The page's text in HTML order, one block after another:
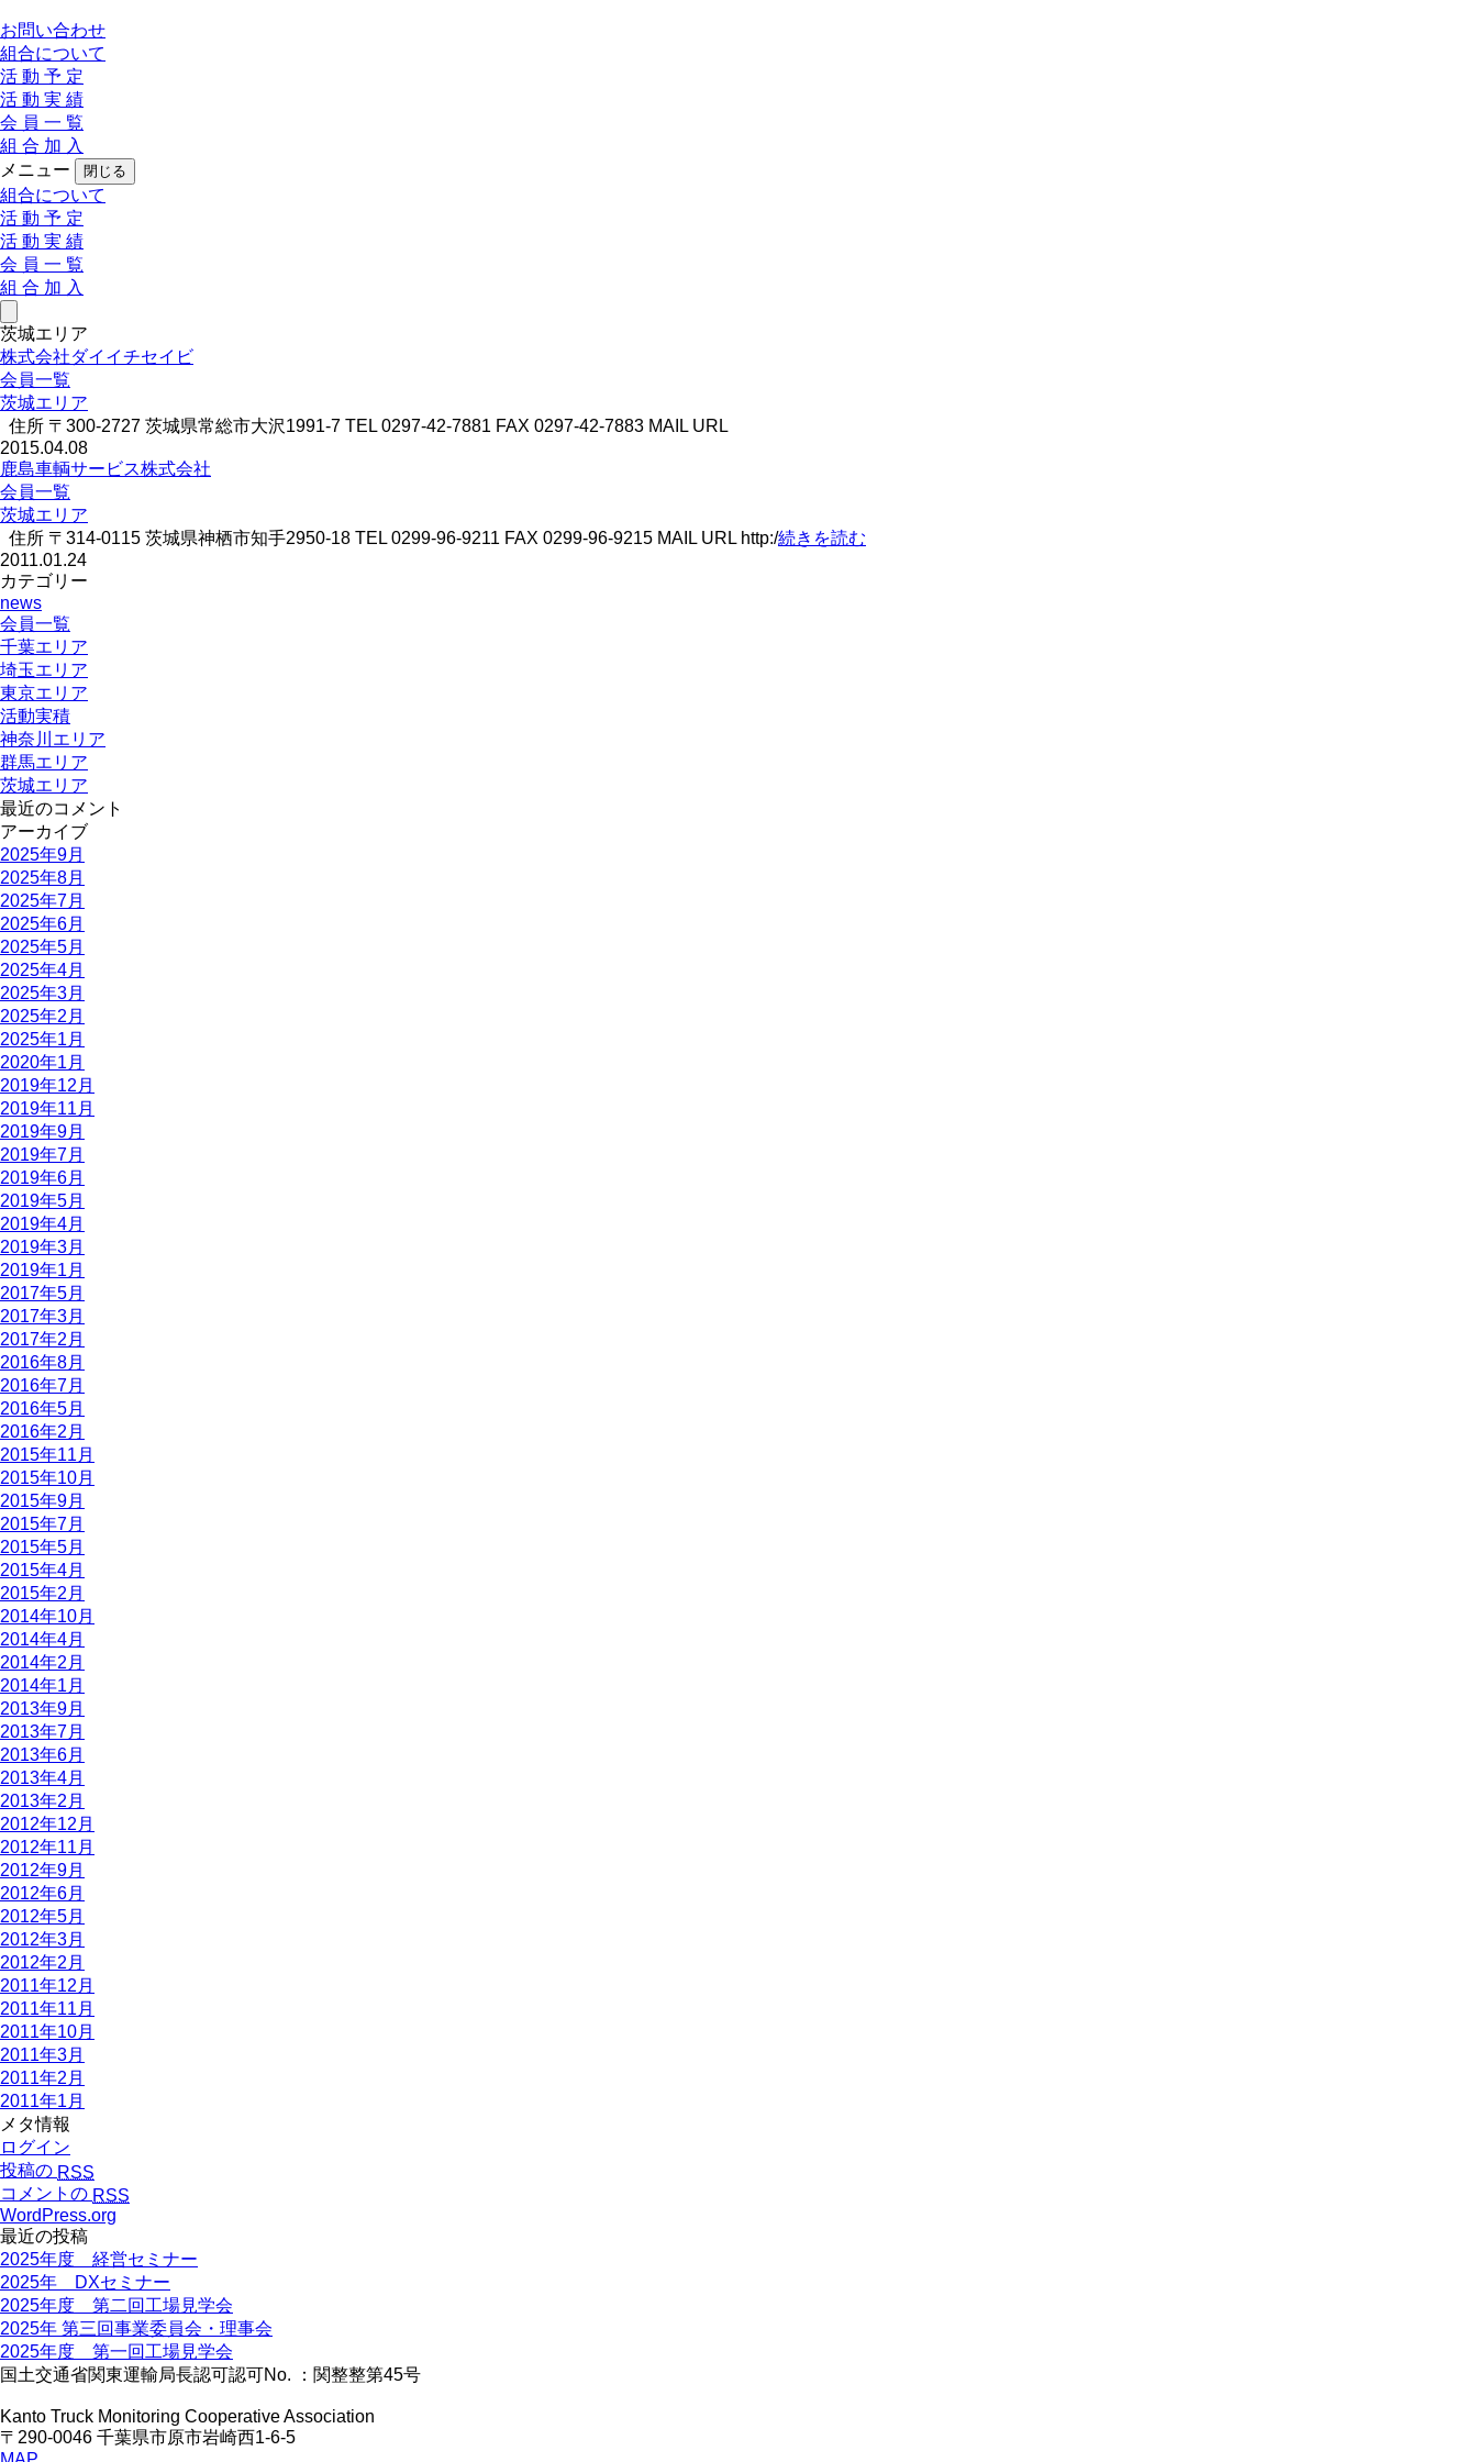
お問い合わせ
組合について
活 動 予 定
活 動 実 績
会 員 一 覧
組 合 加 入
メニュー
閉じる
組合について
活 動 予 定
活 動 実 績
会 員 一 覧
組 合 加 入
茨城エリア
株式会社ダイイチセイビ
会員一覧
茨城エリア
住所 〒300-2727 茨城県常総市大沢1991-7 TEL 0297-42-7881 FAX 0297-42-7883 MAIL URL
2015.04.08
鹿島車輌サービス株式会社
会員一覧
茨城エリア
住所 〒314-0115 茨城県神栖市知手2950-18 TEL 0299-96-9211 FAX 0299-96-9215 MAIL URL http:/続きを読む
2011.01.24
カテゴリー
news
会員一覧
千葉エリア
埼玉エリア
東京エリア
活動実積
神奈川エリア
群馬エリア
茨城エリア
最近のコメント
アーカイブ
2025年9月
2025年8月
2025年7月
2025年6月
2025年5月
2025年4月
2025年3月
2025年2月
2025年1月
2020年1月
2019年12月
2019年11月
2019年9月
2019年7月
2019年6月
2019年5月
2019年4月
2019年3月
2019年1月
2017年5月
2017年3月
2017年2月
2016年8月
2016年7月
2016年5月
2016年2月
2015年11月
2015年10月
2015年9月
2015年7月
2015年5月
2015年4月
2015年2月
2014年10月
2014年4月
2014年2月
2014年1月
2013年9月
2013年7月
2013年6月
2013年4月
2013年2月
2012年12月
2012年11月
2012年9月
2012年6月
2012年5月
2012年3月
2012年2月
2011年12月
2011年11月
2011年10月
2011年3月
2011年2月
2011年1月
メタ情報
ログイン
投稿の RSS
コメントの RSS
WordPress.org
最近の投稿
2025年度 経営セミナー
2025年 DXセミナー
2025年度 第二回工場見学会
2025年 第三回事業委員会・理事会
2025年度 第一回工場見学会
国土交通省関東運輸局長認可認可No. ：関整整第45号
Kanto Truck Monitoring Cooperative Association
〒290-0046 千葉県市原市岩崎西1-6-5